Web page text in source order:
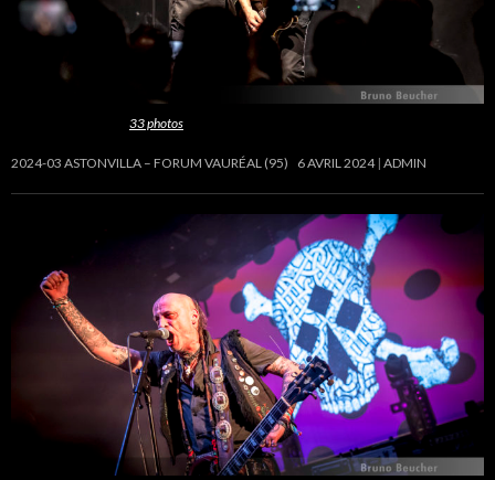
33 photos
2024-03 ASTONVILLA – FORUM VAURÉAL (95) 6 AVRIL 2024 ADMIN